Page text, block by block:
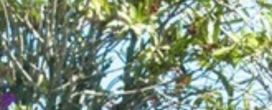
LE GUIDE TURISTICHE